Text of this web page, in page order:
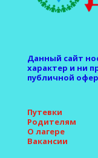
Данный сайт
характер и ни
публичной
Путевки
Родителям
О лагере
Вакансии